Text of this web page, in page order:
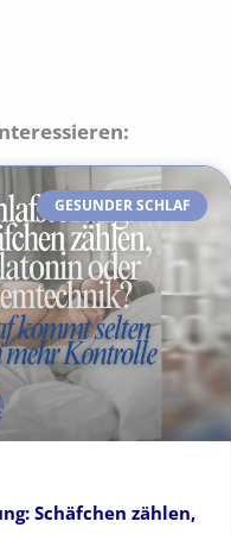
GESUNDER SCHLAF
Schäfchen zählen,